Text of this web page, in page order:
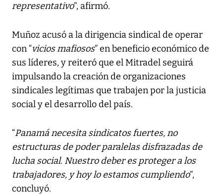
representativo”, afirmó.
Muñoz acusó a la dirigencia sindical de operar
con “vicios mafiosos” en beneficio económico de
sus líderes, y reiteró que el Mitradel seguirá
impulsando la creación de organizaciones
sindicales legítimas que trabajen por la justicia
social y el desarrollo del país.
“Panamá necesita sindicatos fuertes, no
estructuras de poder paralelas disfrazadas de
lucha social. Nuestro deber es proteger a los
trabajadores, y hoy lo estamos cumpliendo”,
concluyó.